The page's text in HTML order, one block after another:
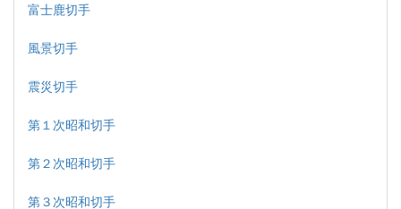
富士鹿切手
風景切手
震災切手
第１次昭和切手
第２次昭和切手
第３次昭和切手